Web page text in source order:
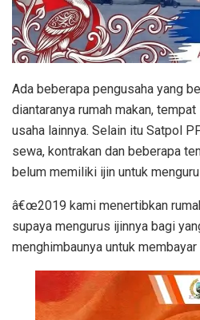
Ada beberapa pengusaha yang
diantaranya rumah makan,
usaha lainnya. Selain itu Satpol
sewa, kontrakan dan beberapa
belum memiliki ijin untuk
â€œ2019 kami menertibkan
supaya mengurus ijinnya bagi
menghimbaunya untuk membayar